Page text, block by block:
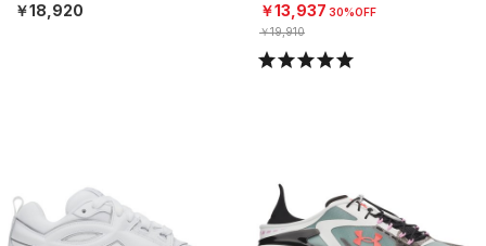
￥18,920 ￥13,937 30%OFF
￥19,910